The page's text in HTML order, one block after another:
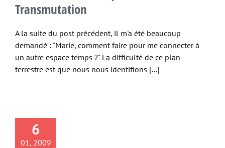
Transmutation
A la suite du post précédent, il m'a été beaucoup
demandé : "Marie, comment faire pour me connecter à
un autre espace temps ?" La difficulté de ce plan
terrestre est que nous nous identifions [...]
6
01, 2009